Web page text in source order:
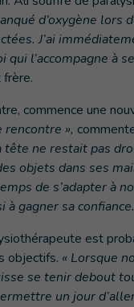
d’oxygène lors
J’ai
qui l’accompagne à
commence une
»,
ne restait pas
objets dans ses
de s’adapter à
gagner sa
est
objectifs. « Lorsque
se tenir debout
un jour d’aller